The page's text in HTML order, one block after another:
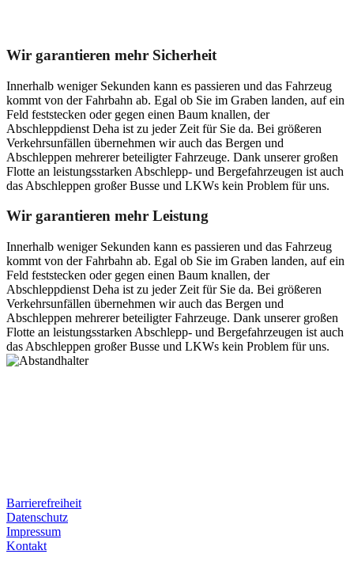
Wir garantieren mehr Sicherheit
Innerhalb weniger Sekunden kann es passieren und das Fahrzeug
kommt von der Fahrbahn ab. Egal ob Sie im Graben landen, auf ein
Feld feststecken oder gegen einen Baum knallen, der
Abschleppdienst Deha ist zu jeder Zeit für Sie da. Bei größeren
Verkehrsunfällen übernehmen wir auch das Bergen und
Abschleppen mehrerer beteiligter Fahrzeuge. Dank unserer großen
Flotte an leistungsstarken Abschlepp- und Bergefahrzeugen ist auch
das Abschleppen großer Busse und LKWs kein Problem für uns.
Wir garantieren mehr Leistung
Innerhalb weniger Sekunden kann es passieren und das Fahrzeug
kommt von der Fahrbahn ab. Egal ob Sie im Graben landen, auf ein
Feld feststecken oder gegen einen Baum knallen, der
Abschleppdienst Deha ist zu jeder Zeit für Sie da. Bei größeren
Verkehrsunfällen übernehmen wir auch das Bergen und
Abschleppen mehrerer beteiligter Fahrzeuge. Dank unserer großen
Flotte an leistungsstarken Abschlepp- und Bergefahrzeugen ist auch
das Abschleppen großer Busse und LKWs kein Problem für uns.
Barrierefreiheit
Datenschutz
Impressum
Kontakt